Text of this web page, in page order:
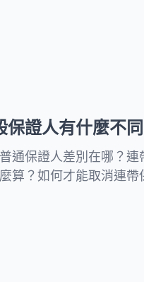
保證人有什麼不
通保證人差別在哪？
算？如何才能取消連
於連帶保證人的常見問